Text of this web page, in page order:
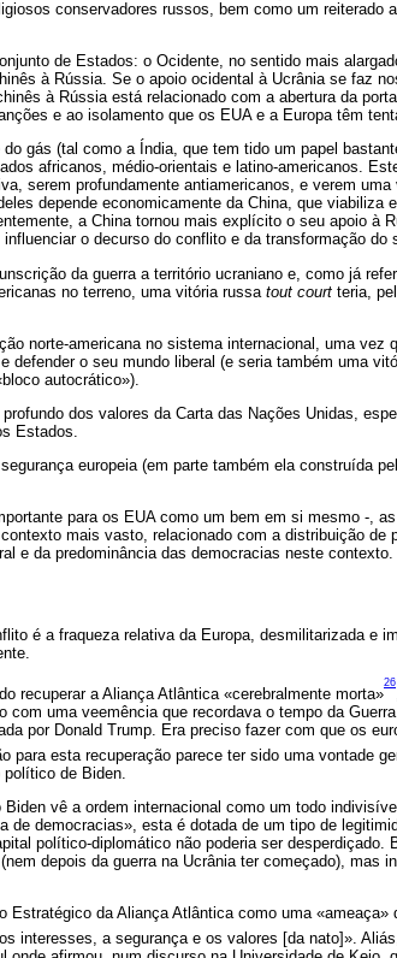
conservadores russos, bem como um reiterado
de Estados: o Ocidente, no sentido mais
à Rússia. Se o apoio ocidental à Ucrânia se faz
à Rússia está relacionado com a abertura da
e ao isolamento que os EUA e a Europa têm
gás (tal como a Índia, que tem tido um papel
africanos, médio-orientais e latino-americanos.
serem profundamente antiamericanos, e verem uma
depende economicamente da China, que viabiliza
a China tornou mais explícito o seu apoio à
o decurso do conflito e da transformação do
da guerra a território ucraniano e, como já
no terreno, uma vitória russa tout court teria,
norte-americana no sistema internacional, uma vez
o seu mundo liberal (e seria também uma
autocrático»).
dos valores da Carta das Nações Unidas,
Estados.
europeia (em parte também ela construída
para os EUA como um bem em si mesmo -,
mais vasto, relacionado com a distribuição de
e da predominância das democracias neste contexto.
é a fraqueza relativa da Europa, desmilitarizada e
recuperar a Aliança Atlântica «cerebralmente morta»
26
uma veemência que recordava o tempo da
por Donald Trump. Era preciso fazer com que os
para esta recuperação parece ter sido uma vontade
de Biden.
vê a ordem internacional como um todo
de democracias», esta é dotada de um tipo de
político-diplomático não poderia ser desperdiçado.
depois da guerra na Ucrânia ter começado), mas
Estratégico da Aliança Atlântica como uma «ameaça»
interesses, a segurança e os valores [da nato]».